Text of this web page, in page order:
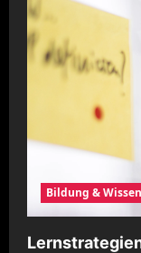
Bildung &